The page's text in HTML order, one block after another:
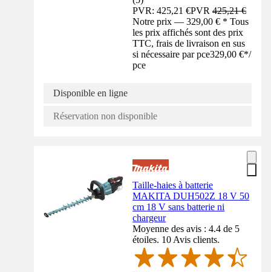
PVR: 425,21 €PVR425,21 €
Notre prix — 329,00 € * Tous
les prix affichés sont des prix
TTC, frais de livraison en sus
si nécessaire par pce329,00 €*/
pce
Disponible en ligne
Réservation non disponible
Taille-haies à batterie
MAKITA DUH502Z 18 V 50
cm 18 V sans batterie ni
chargeur
Moyenne des avis : 4.4 de 5
étoiles. 10 Avis clients.